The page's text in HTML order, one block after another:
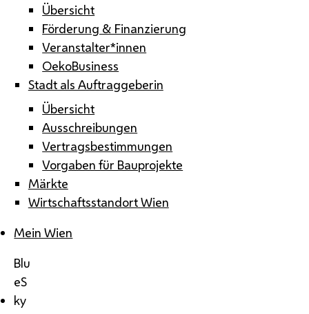
Übersicht
Förderung & Finanzierung
Veranstalter*innen
OekoBusiness
Stadt als Auftraggeberin
Übersicht
Ausschreibungen
Vertragsbestimmungen
Vorgaben für Bauprojekte
Märkte
Wirtschaftsstandort Wien
Mein Wien
Blu
eS
ky